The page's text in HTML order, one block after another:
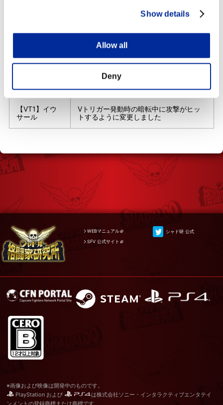
Show details
Allow all
Deny
強スピニン
際、吹き飛ぶ方向を変更しました
②特定状況でコンボに使用した際、相手
の裏に回ってしまう現象を緩和しました
前進しない状態のまま動作する現象を修
【VT1】イウ
サール
Vトリガー発動時の暗転中に攻撃がヒッ
トするように変更しました
WEBマニュアル
SFV 公式サイト
シャド研 公式
※画像および映像は開発中のものです。
PlayStation および
は株式会社ソニー・インタラクティブエンタテイ